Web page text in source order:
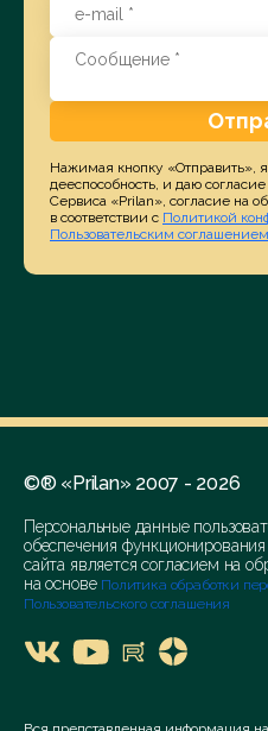
Нажимая кнопку «Отправить»,
дееспособность, и даю
Сервиса «Prilan», согласие на
в соответствии с Политикой
Пользовательским соглашением
©® «Prilan» 2007 - 2026
Персональные данные
обеспечения
сайта является согласием на
на основе Политика обработки
Пользовательского соглашения